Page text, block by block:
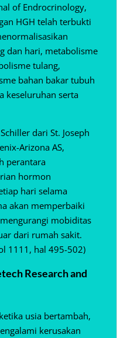
of Endrocrinology,
HGH telah terbukti
dan hari, metabolisme
tulang,
bahan bakar tubuh
keseluruhan serta
dari St. Joseph
Arizona AS,
perantara
hormon
hari selama
akan memperbaiki
mobiditas
dari rumah sakit.
1111, hal 495-502)
Research and
usia bertambah,
kerusakan